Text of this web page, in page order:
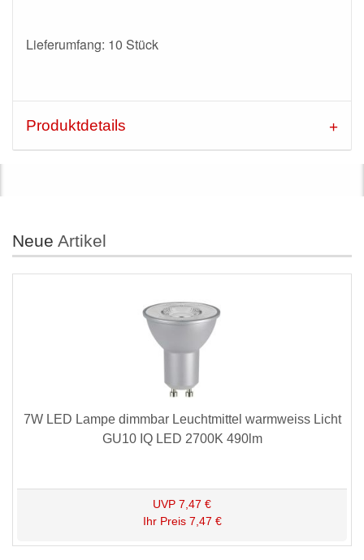
Lieferumfang: 10 Stück
Produktdetails
Neue Artikel
7W LED Lampe dimmbar Leuchtmittel warmweiss Licht
GU10 IQ LED 2700K 490lm
UVP 7,47 €
Ihr Preis 7,47 €